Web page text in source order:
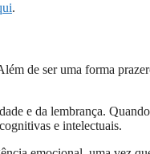
.
de ser uma forma
e da lembrança.
e intelectuais.